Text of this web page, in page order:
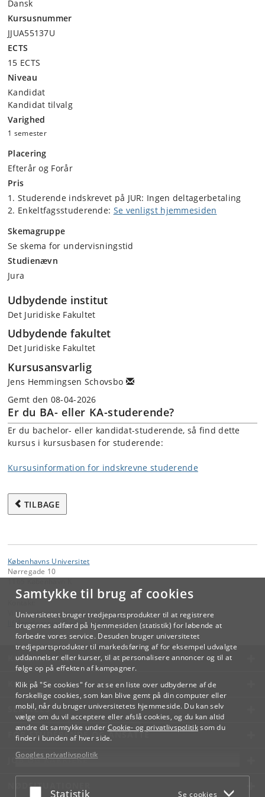
Samtykke til brug af cookies
Universitetet bruger tredjepartsprodukter til at registrere
brugernes adfærd på hjemmesiden (statistik) for løbende at
forbedre vores service. Desuden bruger universitetet
tredjepartsprodukter til markedsføring af for eksempel udvalgte
uddannelser eller kurser, til at personalisere annoncer og til at
følge op på effekten af kampagner.
Klik på "Se cookies" for at se en liste over udbyderne af de
forskellige cookies, som kan blive gemt på din computer eller
mobil, når du bruger universitetets hjemmeside. Du kan selv
vælge om du vil acceptere eller afslå cookies, og du kan altid
ændre dit samtykke under Cookie- og privatlivspolitiksom du
finder i bunden af hver side.
Googles privatlivspolitik
Acceptér eller afslå
Statistik Se cookies
Ophavsrettigheder til kunstneriske og litterære værker
Patentrettigheder til tekniske opfindelser
Brugsmodelrettigheder til tekniske frembringelser
Designrettigheder
forretningskendetegn
Aftaler om immaterialrettigheder
Håndhævelse af immaterialrettigheder
Dansk
Kursusnummer
JJUA55137U
ECTS
15 ECTS
Niveau
Kandidat
Kandidat tilvalg
Varighed
1 semester
Placering
Efterår og Forår
Pris
Studerende indskrevet på JUR: Ingen deltagerbetaling
Enkeltfagsstuderende: Se venligst hjemmesiden
Skemagruppe
Se skema for undervisningstid
Studienævn
Jura
Udbydende institut
Det Juridiske Fakultet
Udbydende fakultet
Det Juridiske Fakultet
Kursusansvarlig
Jens Hemmingsen Schovsbo
Gemt den 08-04-2026
Er du BA- eller KA-studerende?
Er du bachelor- eller kandidat-studerende, så find dette
kursus i kursusbasen for studerende:
Kursusinformation for indskrevne studerende
TILBAGE
Københavns Universitet
Nørregade 10
Videreuddannelse og Livslang Læring
lifelonglearning@adm.ku.dk
KØBENHAVNS UNIVERSITET
KONTAKT
SERVICES
FOR STUDERENDE OG ANSATTE
JOB OG KARRIERE
NØDSITUATIONER